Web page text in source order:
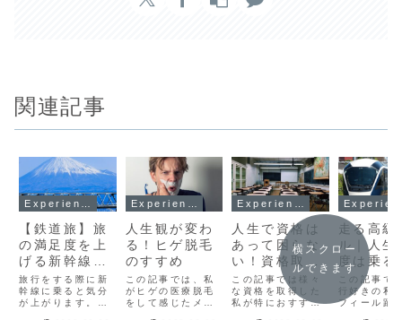
関連記事
【鉄道旅】旅
の満足度を上
げる新幹線の
停車駅や座席
の選び方を解
説
旅行をする際に新
幹線に乗ると気分
が上がります。そ
人生観が変わ
る！ヒゲ脱毛
のすすめ
この記事では、私
がヒゲの医療脱毛
をして感じたメリ
人生で資格は
あって困らな
い！資格取得
のためにすべ
き最短勉強法
この記事では様々
な資格を取得した
私が特におすすめ
走る高級
ル｜人生
度は乗る
サフィー
り子の魅
乗り方を
この記事で
行好きの私
フィール踊
横スクロー
ルできます